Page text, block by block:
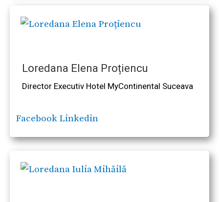
Loredana Elena Proțiencu
Director Executiv Hotel MyContinental Suceava
Facebook Linkedin